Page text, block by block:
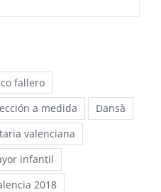
fallero
a medida
Dansà
valenciana
infantil
2018